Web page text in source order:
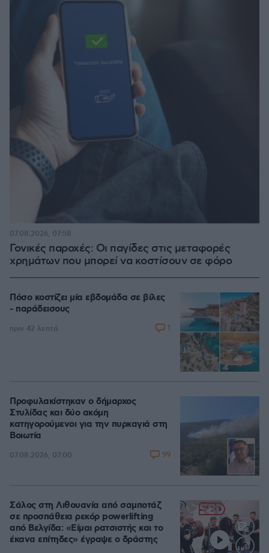
Γονικές παροχές: Οι παγίδες στις μεταφορές
χρημάτων που μπορεί να κοστίσουν σε φόρο
07.08.2026, 07:58
Πόσο κοστίζει μία εβδομάδα σε βίλες
- παράδεισους
πριν 42 λεπτά 1
Προφυλακίστηκαν ο δήμαρχος
Στυλίδας και δύο ακόμη
κατηγορούμενοι για την πυρκαγιά στη
Βοιωτία
07.08.2026, 07:00 99
Σάλος στη Λιθουανία από σαμποτάζ
σε προσπάθεια ρεκόρ powerlifting
από Βελγίδα: «Είμαι ρατσιστής και το
έκανα επίτηδες» έγραψε ο δράστης